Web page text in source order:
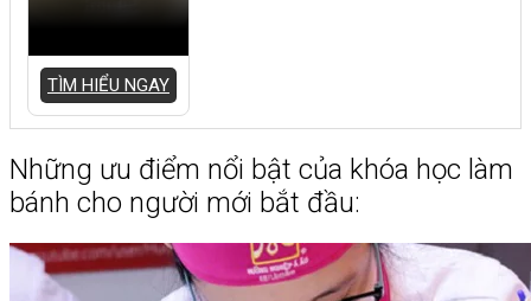
TÌM HIỂU NGAY
Những ưu điểm nổi bật của khóa học làm
bánh cho người mới bắt đầu: